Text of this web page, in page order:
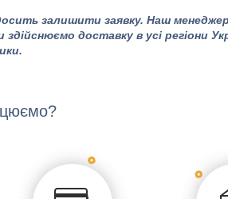
залишити заявку. Наш менеджер
доставку в усі регіони